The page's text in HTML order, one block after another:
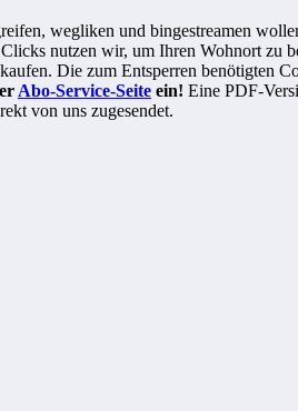
wegliken und bingestreamen
nutzen wir, um Ihren Wohnort zu
Die zum Entsperren benötigten
Abo-Service-Seite ein! Eine PDF-
von uns zugesendet.